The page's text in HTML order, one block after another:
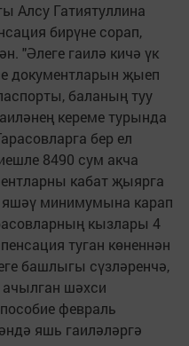
Алсу Гатиятуллина
бирүне сорап,
"Әлеге гаилә кичә үк
документларын җыеп
баланың туу
кереме турында
бер ел
8490 сум акча
кабат җыярга
яшәү минимумына карап
кызлары 4
туган көненнән
башлыгы сүзләренчә,
ачылган шәхси
февраль
яшь гаиләләргә